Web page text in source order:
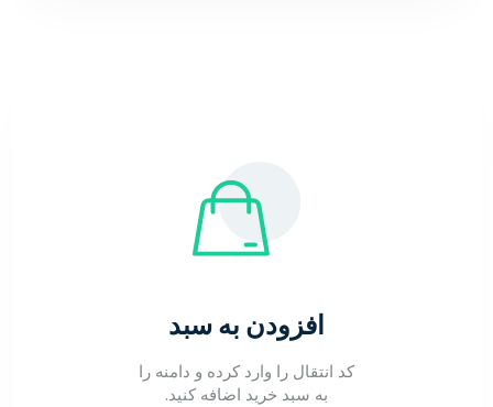
افزودن به سبد
کد انتقال را وارد کرده و دامنه را
به سبد خرید اضافه کنید.